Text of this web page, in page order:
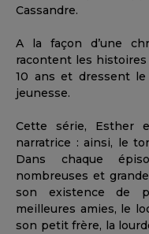
Cassandre.
A la façon d’une
racontent les histoires
10 ans et dressent
jeunesse.
Cette série, Esther
narratrice : ainsi, le
Dans chaque
nombreuses et
son existence de
meilleures amies, le
son petit frère, la